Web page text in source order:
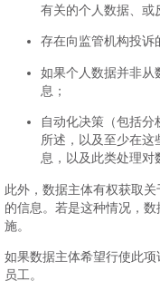
有关的个人数据、或
存在向监管机构投诉
如果个人数据并非从
息；
自动化决策（包括分
所述，以及至少在
息，以及此类处理对
此外，数据主体有权获取
的信息。若是这种情况，
施。
如果数据主体希望行使此
员工。